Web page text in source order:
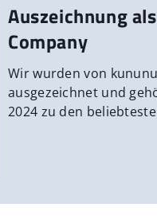
Auszeichnung
Company
Wir wurden von
ausgezeichnet und
2024 zu den